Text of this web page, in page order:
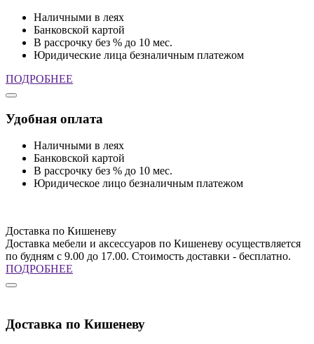
Наличными в леях
Банковской картой
В рассрочку без % до 10 мес.
Юридические лица безналичным платежом
ПОДРОБНЕЕ
Удобная оплата
Наличными в леях
Банковской картой
В рассрочку без % до 10 мес.
Юридическое лицо безналичным платежом
Доставка по Кишеневу
Доставка мебели и аксессуаров по Кишеневу осуществляется
по будням с 9.00 до 17.00. Стоимость доставки - бесплатно.
ПОДРОБНЕЕ
Доставка по Кишеневу